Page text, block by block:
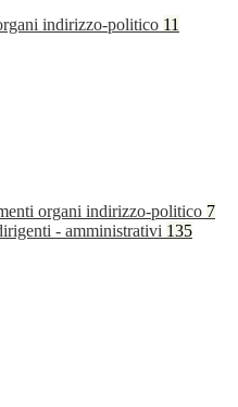
indirizzo-politico 11
organi indirizzo-politico 7
- amministrativi 135